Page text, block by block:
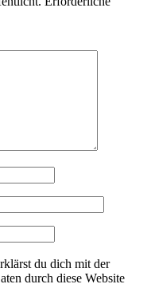
du dich mit der
durch diese Website